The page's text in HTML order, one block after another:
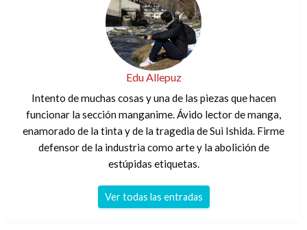
Edu Allepuz
Intento de muchas cosas y una de las piezas que hacen
funcionar la sección manganime. Ávido lector de manga,
enamorado de la tinta y de la tragedia de Sui Ishida. Firme
defensor de la industria como arte y la abolición de
estúpidas etiquetas.
Ver todas las entradas